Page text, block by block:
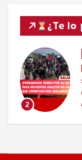
¿Te lo
2